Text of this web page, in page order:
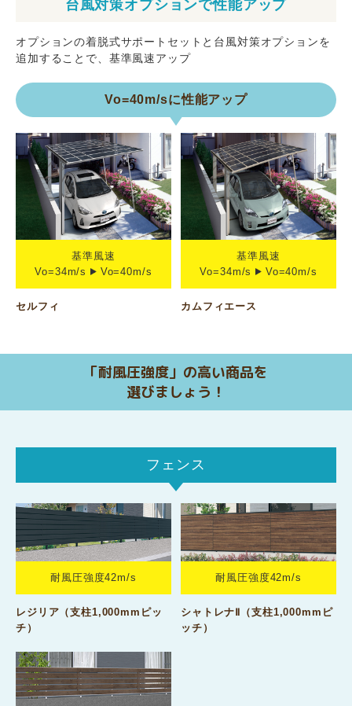
台風対策オプションで性能アップ
オプションの着脱式サポートセットと台風対策オプションを
追加することで、基準風速アップ
Vo=40m/sに性能アップ
基準風速
Vo=34m/s
Vo=40m/s
セルフィ
基準風速
Vo=34m/s
Vo=40m/s
カムフィエース
「耐風圧強度」の高い商品を
選びましょう！
フェンス
耐風圧強度42m/s
レジリア（支柱1,000mmピッ
チ）
耐風圧強度42m/s
シャトレナⅡ（支柱1,000mmピ
ッチ）